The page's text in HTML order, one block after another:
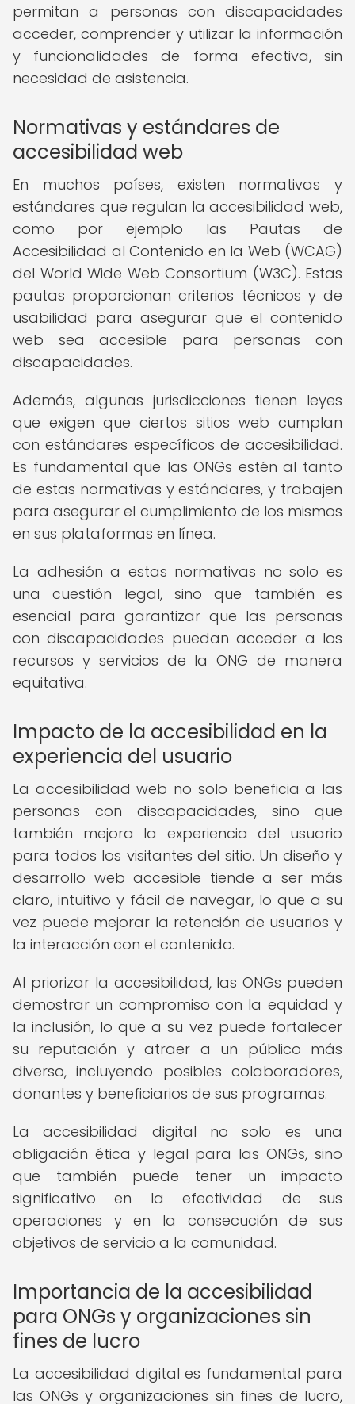
permitan a personas con discapacidades
acceder, comprender y utilizar la información
y funcionalidades de forma efectiva, sin
necesidad de asistencia.
Normativas y estándares de
accesibilidad web
En muchos países, existen normativas y
estándares que regulan la accesibilidad web,
como por ejemplo las Pautas de
Accesibilidad al Contenido en la Web (WCAG)
del World Wide Web Consortium (W3C). Estas
pautas proporcionan criterios técnicos y de
usabilidad para asegurar que el contenido
web sea accesible para personas con
discapacidades.
Además, algunas jurisdicciones tienen leyes
que exigen que ciertos sitios web cumplan
con estándares específicos de accesibilidad.
Es fundamental que las ONGs estén al tanto
de estas normativas y estándares, y trabajen
para asegurar el cumplimiento de los mismos
en sus plataformas en línea.
La adhesión a estas normativas no solo es
una cuestión legal, sino que también es
esencial para garantizar que las personas
con discapacidades puedan acceder a los
recursos y servicios de la ONG de manera
equitativa.
Impacto de la accesibilidad en la
experiencia del usuario
La accesibilidad web no solo beneficia a las
personas con discapacidades, sino que
también mejora la experiencia del usuario
para todos los visitantes del sitio. Un diseño y
desarrollo web accesible tiende a ser más
claro, intuitivo y fácil de navegar, lo que a su
vez puede mejorar la retención de usuarios y
la interacción con el contenido.
Al priorizar la accesibilidad, las ONGs pueden
demostrar un compromiso con la equidad y
la inclusión, lo que a su vez puede fortalecer
su reputación y atraer a un público más
diverso, incluyendo posibles colaboradores,
donantes y beneficiarios de sus programas.
La accesibilidad digital no solo es una
obligación ética y legal para las ONGs, sino
que también puede tener un impacto
significativo en la efectividad de sus
operaciones y en la consecución de sus
objetivos de servicio a la comunidad.
Importancia de la accesibilidad
para ONGs y organizaciones sin
fines de lucro
La accesibilidad digital es fundamental para
las ONGs y organizaciones sin fines de lucro,